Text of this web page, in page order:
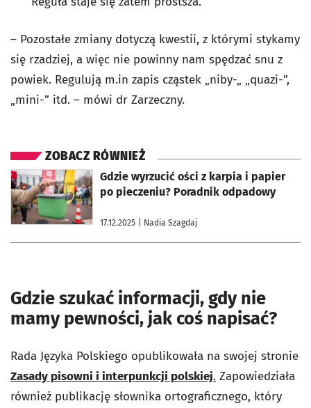
– Pozostałe zmiany dotyczą kwestii, z którymi stykamy
się rzadziej, a więc nie powinny nam spędzać snu z
powiek. Regulują m.in zapis cząstek „niby-„ „quazi-”,
„mini-” itd. – mówi dr Zarzeczny.
ZOBACZ RÓWNIEŻ
Gdzie wyrzucić ości z karpia i papier
po pieczeniu? Poradnik odpadowy
17.12.2025 | Nadia Szagdaj
otworzy się w nowej karcie
Gdzie szukać informacji, gdy nie
mamy pewności, jak coś napisać?
Rada Języka Polskiego opublikowała na swojej stronie
Zasady pisowni i interpunkcji polskiej. Zapowiedziała
również publikację słownika ortograficznego, który